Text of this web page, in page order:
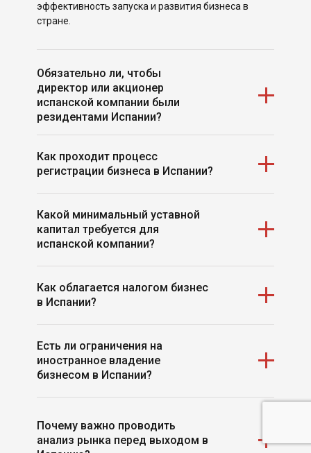
эффективность запуска и развития бизнеса в
стране.
Обязательно ли, чтобы
директор или акционер
испанской компании были
резидентами Испании?
учредители могут полностью владеть и управлять
компанией.
Как проходит процесс
регистрации бизнеса в Испании?
резервирование названия компании,
оформление договора аренды офиса,
подписание учредительных документов,
регистрация в налоговых и социальных органах,
открытие банковского счета
Какой минимальный уставной
капитал требуется для
испанской компании?
в Испании составляет €3,000.
Как облагается налогом бизнес
в Испании?
далее — 25%.
Первая прибыль до €300,000 может облагаться по
сниженной ставке.
Есть ли ограничения на
иностранное владение
бизнесом в Испании?
предприниматели могут владеть 100% компании.
Почему важно проводить
анализ рынка перед выходом в